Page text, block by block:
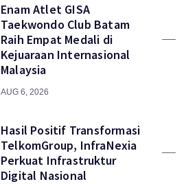
Enam Atlet GISA
Taekwondo Club Batam
Raih Empat Medali di
Kejuaraan Internasional
Malaysia
AUG 6, 2026
Hasil Positif Transformasi
TelkomGroup, InfraNexia
Perkuat Infrastruktur
Digital Nasional